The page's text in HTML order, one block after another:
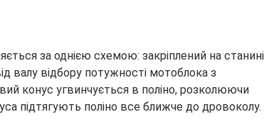
за однією схемою: закріплений на станині
валу відбору потужності мотоблока з
конус угвинчується в поліно, розколюючи
підтягують поліно все ближче до дровоколу.